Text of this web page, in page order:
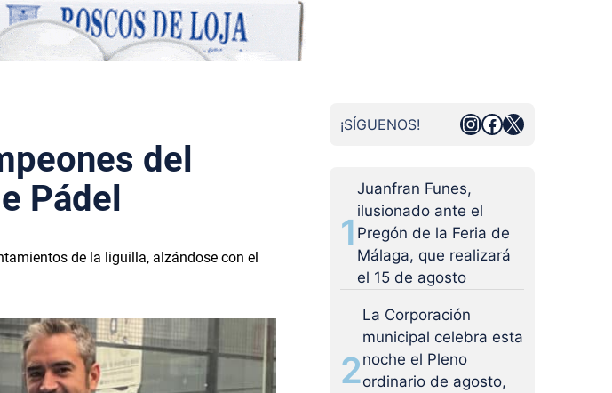
del
Pádel
de la liguilla, alzándose con el
¡SÍGUENOS! Instagram
Facebook
X
1
Juanfran Funes,
ilusionado ante el
Pregón de la Feria de
Málaga, que realizará
el 15 de agosto
2
La Corporación
municipal celebra esta
noche el Pleno
ordinario de agosto,